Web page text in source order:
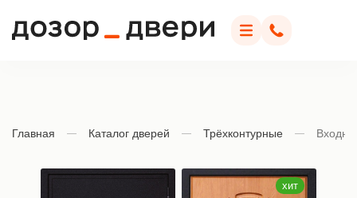
Дозор Двери
МенюПозвонить
Главная Каталог дверей Трёхконтурные